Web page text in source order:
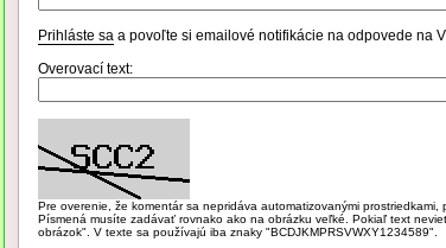
Prihláste sa a povoľte si emailové notifikácie na odpovede na
Overovací text:
Pre overenie, že komentár sa nepridáva automatizovanými prostriedkami,
Písmená musíte zadávať rovnako ako na obrázku veľké. Pokiaľ text
obrázok". V texte sa používajú iba znaky "BCDJKMPRSVWXY1234589".